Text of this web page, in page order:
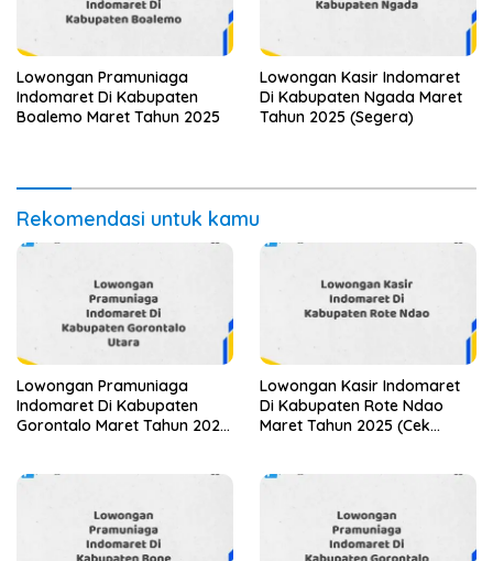
Lowongan Pramuniaga
Indomaret Di Kabupaten
Boalemo Maret Tahun 2025
Lowongan Kasir Indomaret
Di Kabupaten Ngada Maret
Tahun 2025 (Segera)
Rekomendasi untuk kamu
Lowongan Pramuniaga
Indomaret Di Kabupaten
Gorontalo Maret Tahun 2025
Lowongan Kasir Indomaret
Di Kabupaten Rote Ndao
Maret Tahun 2025 (Cek